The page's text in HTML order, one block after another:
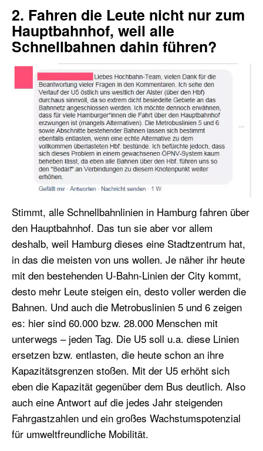
2. Fahren die Leute nicht nur zum
Hauptbahnhof, weil alle
Schnellbahnen dahin führen?
Stimmt, alle Schnellbahnlinien in Hamburg fahren über
den Hauptbahnhof. Das tun sie aber vor allem
deshalb, weil Hamburg dieses eine Stadtzentrum hat,
in das die meisten von uns wollen. Je näher ihr heute
mit den bestehenden U-Bahn-Linien der City kommt,
desto mehr Leute steigen ein, desto voller werden die
Bahnen. Und auch die Metrobuslinien 5 und 6 zeigen
es: hier sind 60.000 bzw. 28.000 Menschen mit
unterwegs – jeden Tag. Die U5 soll u.a. diese Linien
ersetzen bzw. entlasten, die heute schon an ihre
Kapazitätsgrenzen stoßen. Mit der U5 erhöht sich
eben die Kapazität gegenüber dem Bus deutlich. Also
auch eine Antwort auf die jedes Jahr steigenden
Fahrgastzahlen und ein großes Wachstumspotenzial
für umweltfreundliche Mobilität.